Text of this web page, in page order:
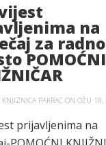
na
za radno
POMOĆNI
KNJIZNICA PAKRAC ON OŽU 18,
prijavljenima na